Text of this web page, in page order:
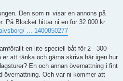
Den som ni visar en annons på
På Blocket hittar ni en för 32 000 kr
... 1400850277
en lite speciell båt för 2 - 300
att tänka och gärna skriva här igen hur
En och annan övernattning i fint
övernattning. Och var ni kommer att